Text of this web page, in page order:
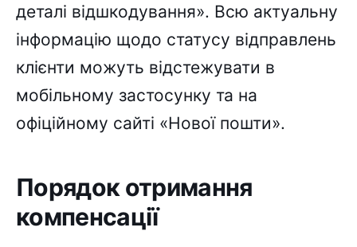
деталі відшкодування». Всю актуальну
інформацію щодо статусу відправлень
клієнти можуть відстежувати в
мобільному застосунку та на
офіційному сайті «Нової пошти».
Порядок отримання
компенсації